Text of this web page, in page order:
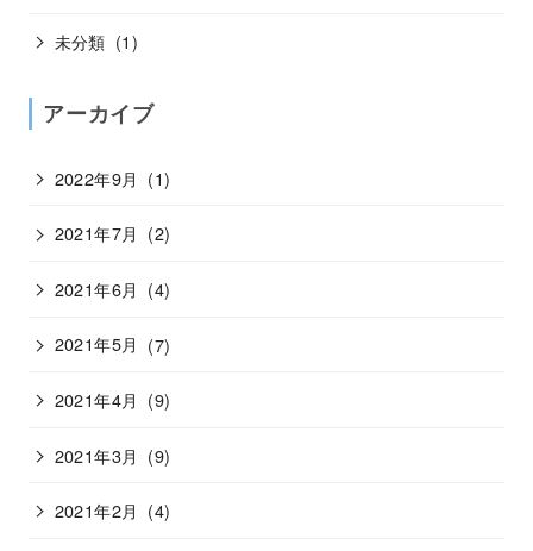
未分類 (1)
アーカイブ
2022年9月 (1)
2021年7月 (2)
2021年6月 (4)
2021年5月 (7)
2021年4月 (9)
2021年3月 (9)
2021年2月 (4)